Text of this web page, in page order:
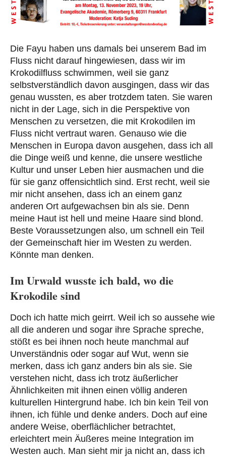
Die Fayu haben uns damals bei unserem Bad im
Fluss nicht darauf hingewiesen, dass wir im
Krokodilfluss schwimmen, weil sie ganz
selbstverständlich davon ausgingen, dass wir das
genau wussten, es aber trotzdem taten. Sie waren
nicht in der Lage, sich in die Perspektive von
Menschen zu versetzen, die mit Krokodilen im
Fluss nicht vertraut waren. Genauso wie die
Menschen in Europa davon ausgehen, dass ich all
die Dinge weiß und kenne, die unsere westliche
Kultur und unser Leben hier ausmachen und die
für sie ganz offensichtlich sind. Erst recht, weil sie
mir nicht ansehen, dass ich an einem ganz
anderen Ort aufgewachsen bin als sie. Denn
meine Haut ist hell und meine Haare sind blond.
Beste Voraussetzungen also, um schnell ein Teil
der Gemeinschaft hier im Westen zu werden.
Könnte man denken.
Im Urwald wusste ich bald, wo die
Krokodile sind
Doch ich hatte mich geirrt. Weil ich so aussehe wie
all die anderen und sogar ihre Sprache spreche,
stößt es bei ihnen noch heute manchmal auf
Unverständnis oder sogar auf Wut, wenn sie
merken, dass ich ganz anders bin als sie. Sie
verstehen nicht, dass ich trotz äußerlicher
Ähnlichkeiten mit ihnen einen völlig anderen
kulturellen Hintergrund habe. Ich bin kein Teil von
ihnen, ich fühle und denke anders. Doch auf eine
andere Weise, oberflächlicher betrachtet,
erleichtert mein Äußeres meine Integration im
Westen auch. Man sieht mir ja nicht an, dass ich